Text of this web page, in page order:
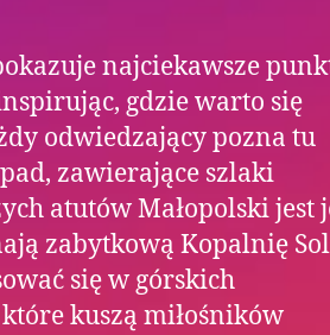
najciekawsze
gdzie warto się
odwiedzający pozna tu
zawierające szlaki
atutów Małopolski jest
zabytkową Kopalnię
się w górskich
kuszą miłośników